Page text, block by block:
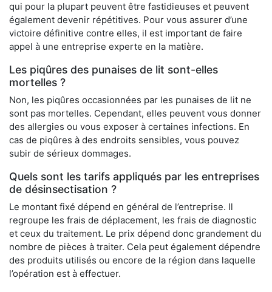
qui pour la plupart peuvent être fastidieuses et peuvent
également devenir répétitives. Pour vous assurer d’une
victoire définitive contre elles, il est important de faire
appel à une entreprise experte en la matière.
Les piqûres des punaises de lit sont-elles
mortelles ?
Non, les piqûres occasionnées par les punaises de lit ne
sont pas mortelles. Cependant, elles peuvent vous donner
des allergies ou vous exposer à certaines infections. En
cas de piqûres à des endroits sensibles, vous pouvez
subir de sérieux dommages.
Quels sont les tarifs appliqués par les entreprises
de désinsectisation ?
Le montant fixé dépend en général de l’entreprise. Il
regroupe les frais de déplacement, les frais de diagnostic
et ceux du traitement. Le prix dépend donc grandement du
nombre de pièces à traiter. Cela peut également dépendre
des produits utilisés ou encore de la région dans laquelle
l’opération est à effectuer.